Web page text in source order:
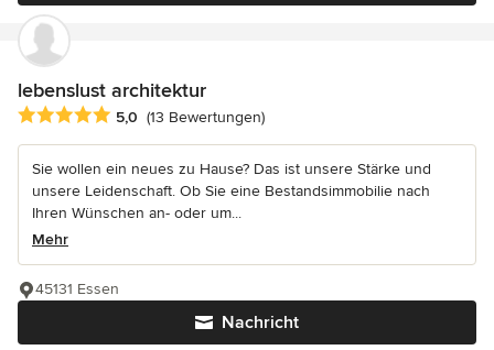
lebenslust architektur
Durchschnittliche Bewertung: 5 von 5 Sternen
5,0 (13 Bewertungen)
Sie wollen ein neues zu Hause? Das ist unsere Stärke und
unsere Leidenschaft. Ob Sie eine Bestandsimmobilie nach
Ihren Wünschen an- oder um...
Mehr
Nachricht
45131 Essen